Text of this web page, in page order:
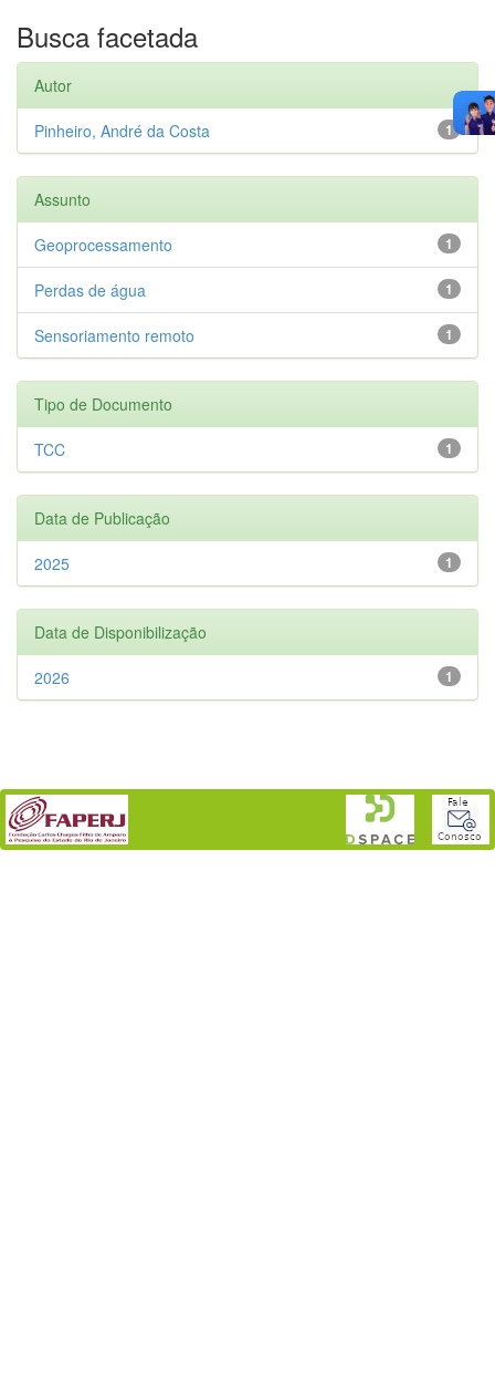
Busca facetada
Autor
1
Pinheiro, André da Costa
Assunto
1
Geoprocessamento
1
Perdas de água
1
Sensoriamento remoto
Tipo de Documento
1
TCC
Data de Publicação
1
2025
Data de Disponibilização
1
2026